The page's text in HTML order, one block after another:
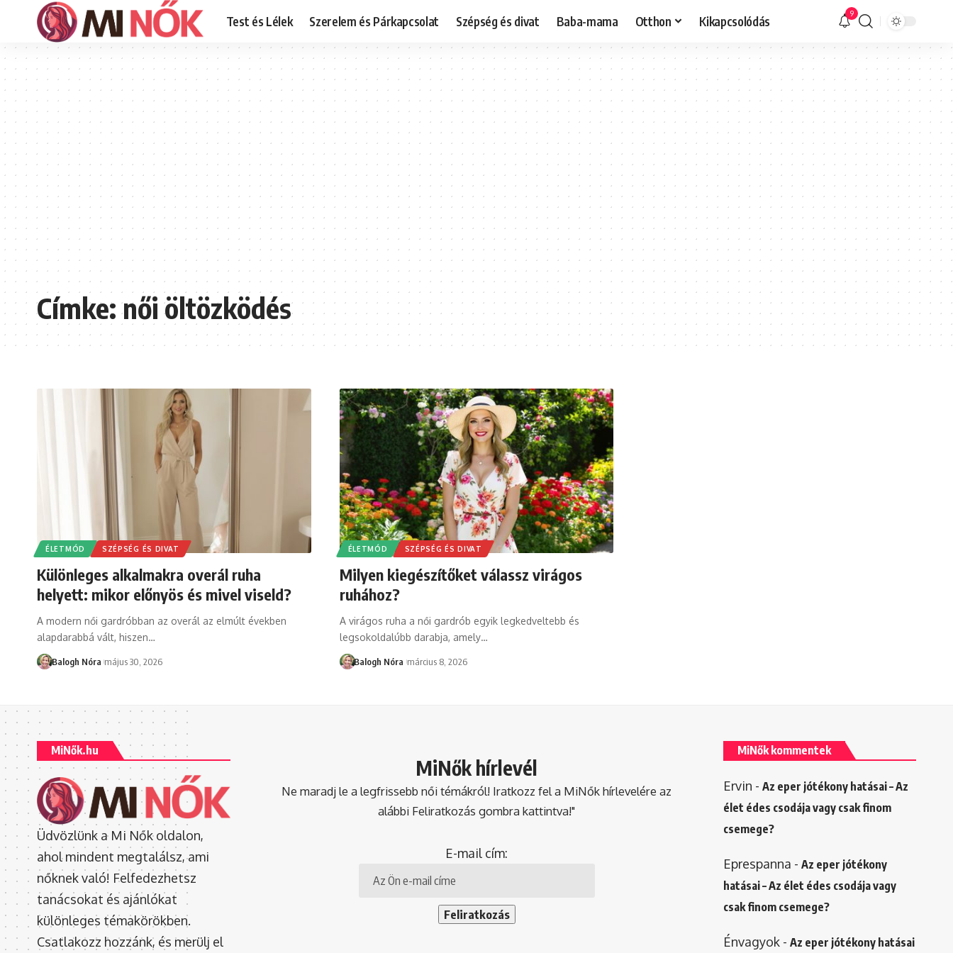
Test és Lélek Szerelem és Párkapcsolat Szépség és divat Baba-mama Otthon Kikapcsolódás 9
Címke:női öltözködés
ÉLETMÓD SZÉPSÉG ÉS DIVAT
Különleges alkalmakra overál ruha
helyett: mikor előnyös és mivel viseld?
A modern női gardróbban az overál az elmúlt években
alapdarabbá vált, hiszen…
Balogh Nóra május 30, 2026
ÉLETMÓD SZÉPSÉG ÉS DIVAT
Milyen kiegészítőket válassz virágos
ruhához?
A virágos ruha a női gardrób egyik legkedveltebb és
legsokoldalúbb darabja, amely…
Balogh Nóra március 8, 2026
MiNők.hu
Üdvözlünk a Mi Nők oldalon,
ahol mindent megtalálsz, ami
nőknek való! Felfedezhetsz
tanácsokat és ajánlókat
különleges témakörökben.
Csatlakozz hozzánk, és merülj el
MiNők hírlevél
Ne maradj le a legfrissebb női témákról! Iratkozz fel a MiNők hírlevelére az
alábbi Feliratkozás gombra kattintva!"
E-mail cím:
MiNők kommentek
Ervin - Az eper jótékony hatásai – Az
élet édes csodája vagy csak finom
csemege?
Eprespanna - Az eper jótékony
hatásai – Az élet édes csodája vagy
csak finom csemege?
Énvagyok- Az eper jótékony hatásai